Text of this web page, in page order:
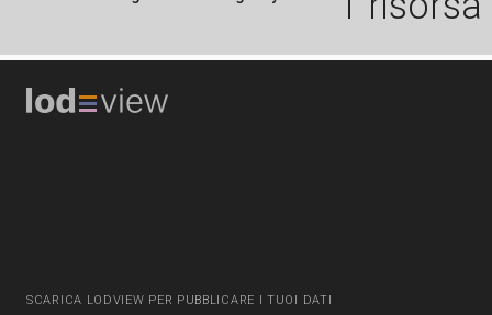
SCARICA LODVIEW PER PUBBLICARE I TUOI DATI